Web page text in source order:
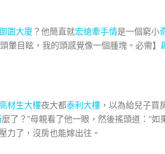
園大廈 ？他簡直就宏總牽手情是一個窮小
暈目眩，我的頭感覺像一個腫塊。必需】
材生大樓夜大都泰利大樓 ，以為給兒子買
麼了？”母親看了他一眼，然後搖頭道：“如
力了，沒房也能嫁出往。